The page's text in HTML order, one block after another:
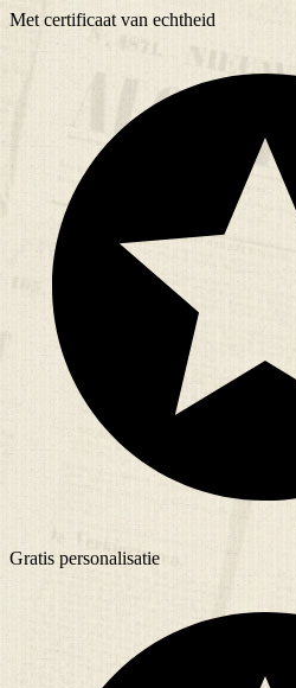
Met certificaat van echtheid
Gratis personalisatie